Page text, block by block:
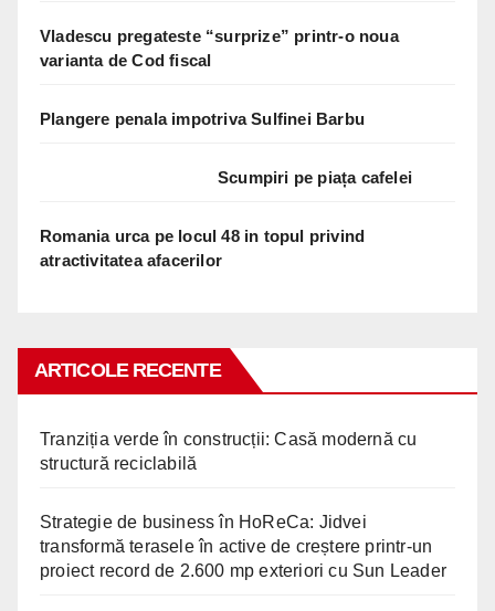
Vladescu pregateste “surprize” printr-o noua
varianta de Cod fiscal
Plangere penala impotriva Sulfinei Barbu
Scumpiri pe piața cafelei
Romania urca pe locul 48 in topul privind
atractivitatea afacerilor
ARTICOLE RECENTE
Tranziția verde în construcții: Casă modernă cu
structură reciclabilă
Strategie de business în HoReCa: Jidvei
transformă terasele în active de creștere printr-un
proiect record de 2.600 mp exteriori cu Sun Leader